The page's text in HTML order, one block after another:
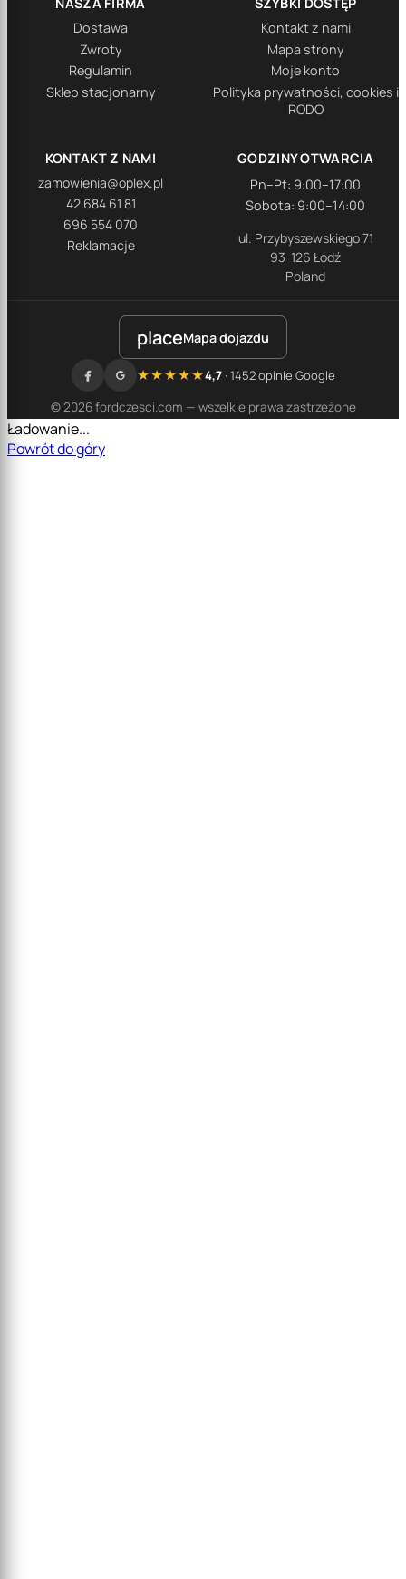
Dostawa
Zwroty
Regulamin
Sklep stacjonarny
Kontakt z nami
Mapa strony
Moje konto
Polityka prywatności, cookies i
RODO
KONTAKT Z NAMI
zamowienia@oplex.pl
42 684 61 81
696 554 070
Reklamacje
GODZINY OTWARCIA
Pn–Pt: 9:00–17:00
Sobota: 9:00–14:00
ul. Przybyszewskiego 71
93-126 Łódź
Poland
placeMapa dojazdu
© 2026 fordczesci.com — wszelkie prawa zastrzeżone
★★★★★4,7· 1452 opinie Google
Ładowanie...
Powrót do góry